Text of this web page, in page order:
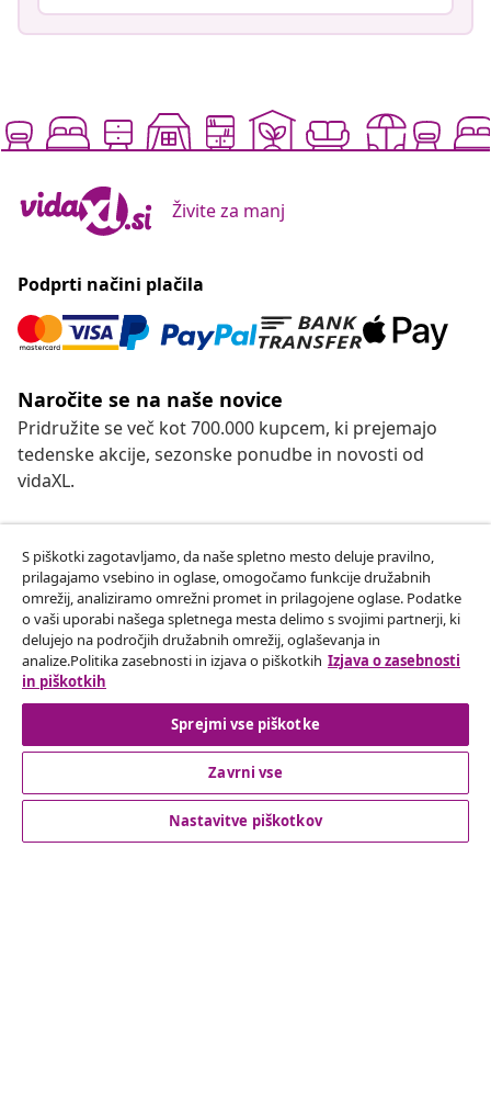
Živite za manj
Podprti načini plačila
Naročite se na naše novice
Pridružite se več kot 700.000 kupcem, ki prejemajo
tedenske akcije, sezonske ponudbe in novosti od
vidaXL.
Odstop od pogodbe
Oddaj zahtevek za odstop od naročila.
Odstop od pogodbe
Podpora za stranke
S piškotki zagotavljamo, da naše spletno mesto deluje pravilno,
prilagajamo vsebino in oglase, omogočamo funkcije družabnih
omrežij, analiziramo omrežni promet in prilagojene oglase. Podatke
o vaši uporabi našega spletnega mesta delimo s svojimi partnerji, ki
delujejo na področjih družabnih omrežij, oglaševanja in
analize.Politika zasebnosti in izjava o piškotkih Izjava o zasebnosti
in piškotkih
Sprejmi vse piškotke
Zavrni vse
Nastavitve piškotkov